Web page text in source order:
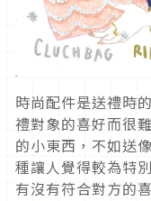
時尚配件是送禮時
禮對象的喜好而很
的小東西，不如送
種讓人覺得較為特
有沒有符合對方的